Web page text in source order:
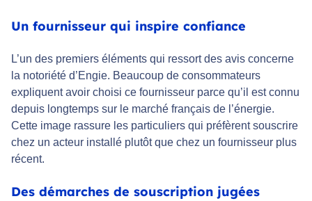
Un fournisseur qui inspire confiance
L’un des premiers éléments qui ressort des avis concerne
la notoriété d’Engie. Beaucoup de consommateurs
expliquent avoir choisi ce fournisseur parce qu’il est connu
depuis longtemps sur le marché français de l’énergie.
Cette image rassure les particuliers qui préfèrent souscrire
chez un acteur installé plutôt que chez un fournisseur plus
récent.
Des démarches de souscription jugées